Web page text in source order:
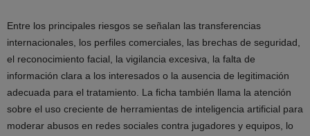
Entre los principales riesgos se señalan las transferencias
internacionales, los perfiles comerciales, las brechas de seguridad,
el reconocimiento facial, la vigilancia excesiva, la falta de
información clara a los interesados o la ausencia de legitimación
adecuada para el tratamiento. La ficha también llama la atención
sobre el uso creciente de herramientas de inteligencia artificial para
moderar abusos en redes sociales contra jugadores y equipos, lo